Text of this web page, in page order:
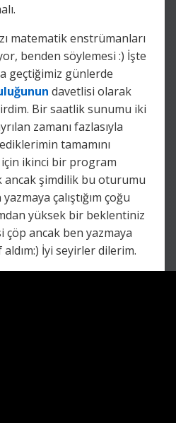
matematik enstrümanları
benden söylemesi :) İşte
geçtiğimiz günlerde
davetlisi olarak
Bir saatlik sunumu iki
zamanı fazlasıyla
tamamını
ikinci bir program
ancak şimdilik bu oturumu
çalıştığım çoğu
yüksek bir beklentiniz
çöp ancak ben yazmaya
aldım:) İyi seyirler dilerim.